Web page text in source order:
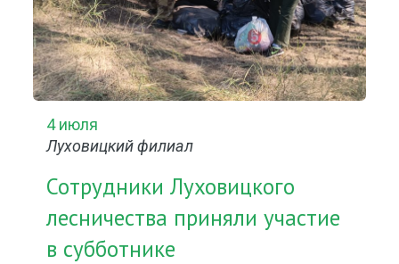
4 июля
Луховицкий филиал
Сотрудники Луховицкого
лесничества приняли участие
в субботнике